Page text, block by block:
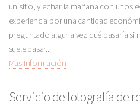
un sitio, y echar la mañana con unos
experiencia por una cantidad
preguntado alguna vez qué pasaría si
suele pasar...
Más Información
Servicio de fotografía de